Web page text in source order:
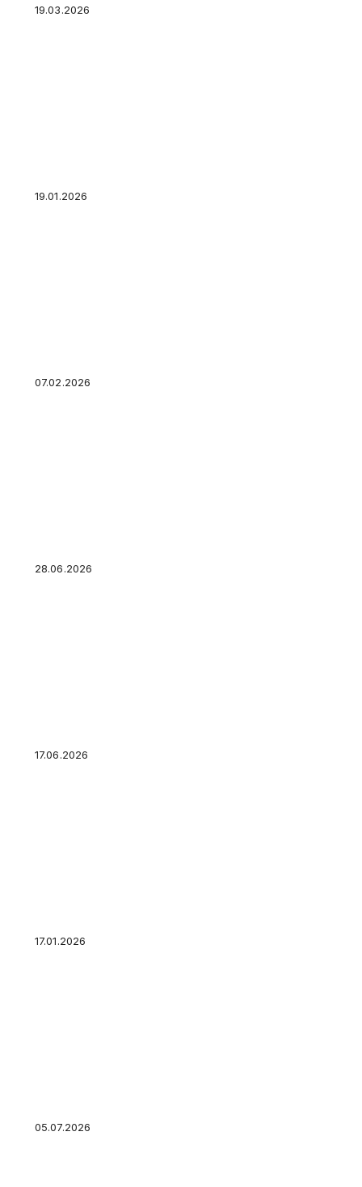
19.03.2026
19.01.2026
07.02.2026
28.06.2026
17.06.2026
17.01.2026
05.07.2026